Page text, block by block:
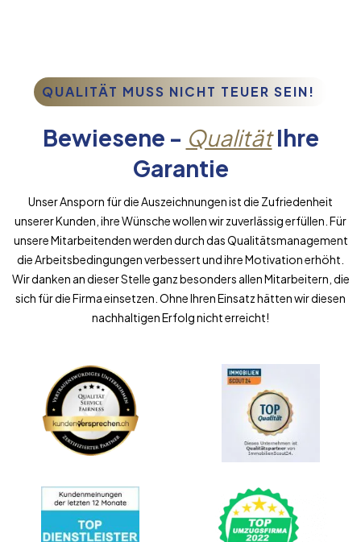
QUALITÄT MUSS NICHT TEUER SEIN!
Bewiesene - QualitätIhre
Garantie
Unser Ansporn für die Auszeichnungen ist die Zufriedenheit
unserer Kunden, ihre Wünsche wollen wir zuverlässig erfüllen. Für
unsere Mitarbeitenden werden durch das Qualitätsmanagement
die Arbeitsbedingungen verbessert und ihre Motivation erhöht.
Wir danken an dieser Stelle ganz besonders allen Mitarbeitern, die
sich für die Firma einsetzen. Ohne Ihren Einsatz hätten wir diesen
nachhaltigen Erfolg nicht erreicht!